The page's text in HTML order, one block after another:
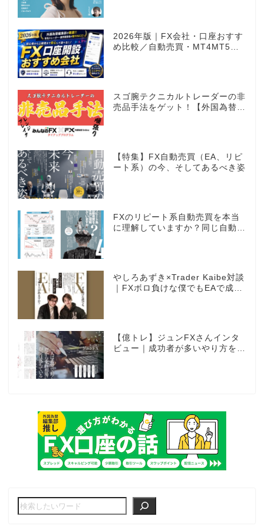
2026年版｜FX会社・口座おすす
め比較／自動売買・MT4MT5対
スゴ腕テクニカルトレーダーの非
売品手法をゲット！【外国為替×
【特集】FX自動売買（EA、リピ
ート系）の今、そしてあるべき姿
FXのリピート系自動売買を本当
に理解していますか？同じ自動売
やしろあずき×Trader Kaibe対談
｜FXボロ負けな僕でもEAで成り
【億トレ】ジュンFXさんインタ
ビュー｜成功者が多いやり方を選